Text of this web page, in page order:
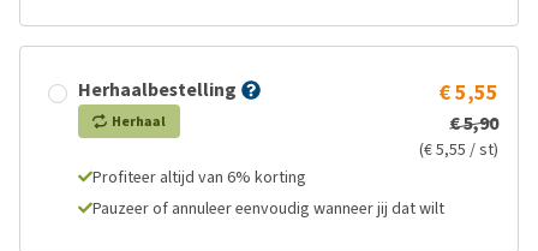
Herhaalbestelling
Herhaal
€ 5,55
€ 5,90
(€ 5,55 / st)
Profiteer altijd van 6% korting
Pauzeer of annuleer eenvoudig wanneer jij dat wilt